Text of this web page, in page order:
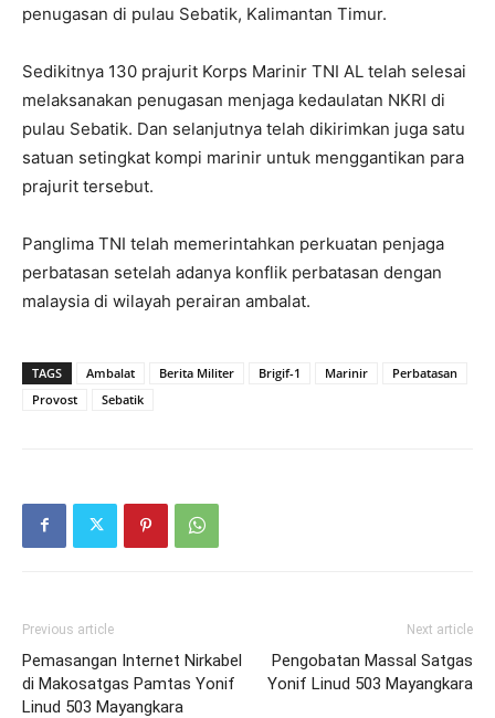
penugasan di pulau Sebatik, Kalimantan Timur.
Sedikitnya 130 prajurit Korps Marinir TNI AL telah selesai
melaksanakan penugasan menjaga kedaulatan NKRI di
pulau Sebatik. Dan selanjutnya telah dikirimkan juga satu
satuan setingkat kompi marinir untuk menggantikan para
prajurit tersebut.
Panglima TNI telah memerintahkan perkuatan penjaga
perbatasan setelah adanya konflik perbatasan dengan
malaysia di wilayah perairan ambalat.
TAGS Ambalat Berita Militer Brigif-1 Marinir
Perbatasan
Provost
Sebatik
Previous article
Pemasangan Internet Nirkabel
di Makosatgas Pamtas Yonif
Linud 503 Mayangkara
Next article
Pengobatan Massal Satgas
Yonif Linud 503 Mayangkara